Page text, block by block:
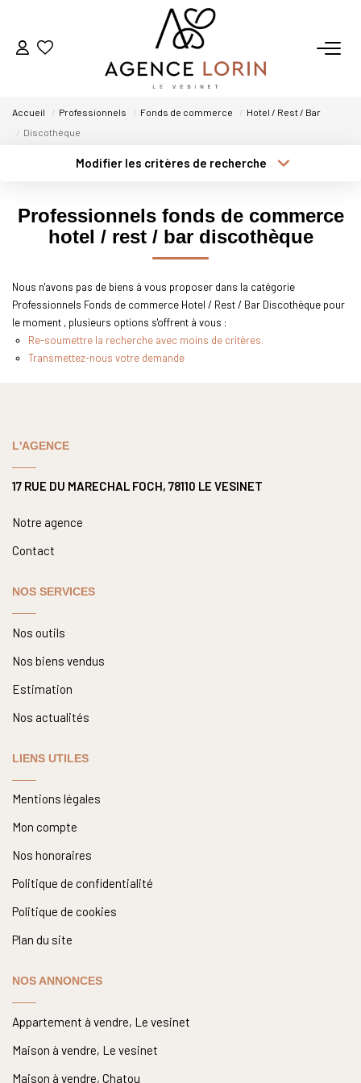
ACHETER
GESTION
Qui Sommes-Nous
Notre Équipe
Nous Rejoindre
Accueil Professionnels Fonds de commerce
Hotel / Rest / Bar
Discothèque
Modifier les critères de recherche
Sélectionnez...
Type de bien
Surface min
Créer une alerte
Professionnels fonds de commerce
hotel / rest / bar discothèque
Nous n'avons pas de biens à vous proposer dans la catégorie
Professionnels Fonds de commerce Hotel / Rest / Bar Discothèque pour
le moment , plusieurs options s'offrent à vous :
Re-soumettre la recherche avec moins de critères.
Transmettez-nous votre demande
L'AGENCE
17 RUE DU MARECHAL FOCH, 78110 LE VESINET
Notre agence
Contact
NOS SERVICES
Nos outils
Nos biens vendus
Estimation
Nos actualités
LIENS UTILES
Mentions légales
Mon compte
Nos honoraires
Politique de confidentialité
Politique de cookies
Plan du site
NOS ANNONCES
Appartement à vendre, Le vesinet
Maison à vendre, Le vesinet
Maison à vendre, Chatou